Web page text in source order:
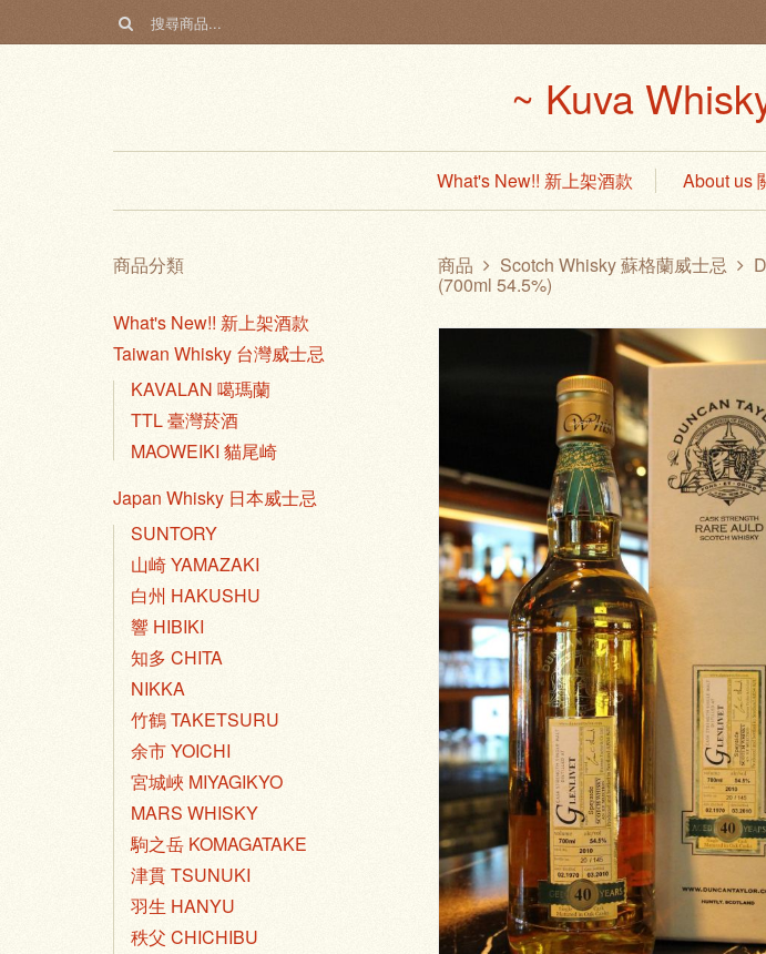
~ Kuva
What's New!! 新上架酒款 About us
商品分類
What's New!! 新上架酒款
Taiwan Whisky 台灣威士忌
KAVALAN 噶瑪蘭
TTL 臺灣菸酒
MAOWEIKI 貓尾崎
Japan Whisky 日本威士忌
SUNTORY
山崎 YAMAZAKI
白州 HAKUSHU
響 HIBIKI
知多 CHITA
NIKKA
竹鶴 TAKETSURU
余市 YOICHI
宮城峽 MIYAGIKYO
MARS WHISKY
駒之岳 KOMAGATAKE
津貫 TSUNUKI
羽生 HANYU
秩父 CHICHIBU
商品 Scotch Whisky 蘇格蘭威士忌
(700ml 54.5%)